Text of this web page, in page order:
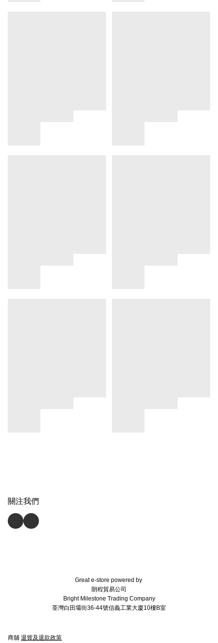
關注我們
Great e-store powered by
朗程貿易公司
Bright Milestone Trading Company
荃灣白田壩街36-44號信義工業大廈10樓B室
商舖 退貨及退款政策